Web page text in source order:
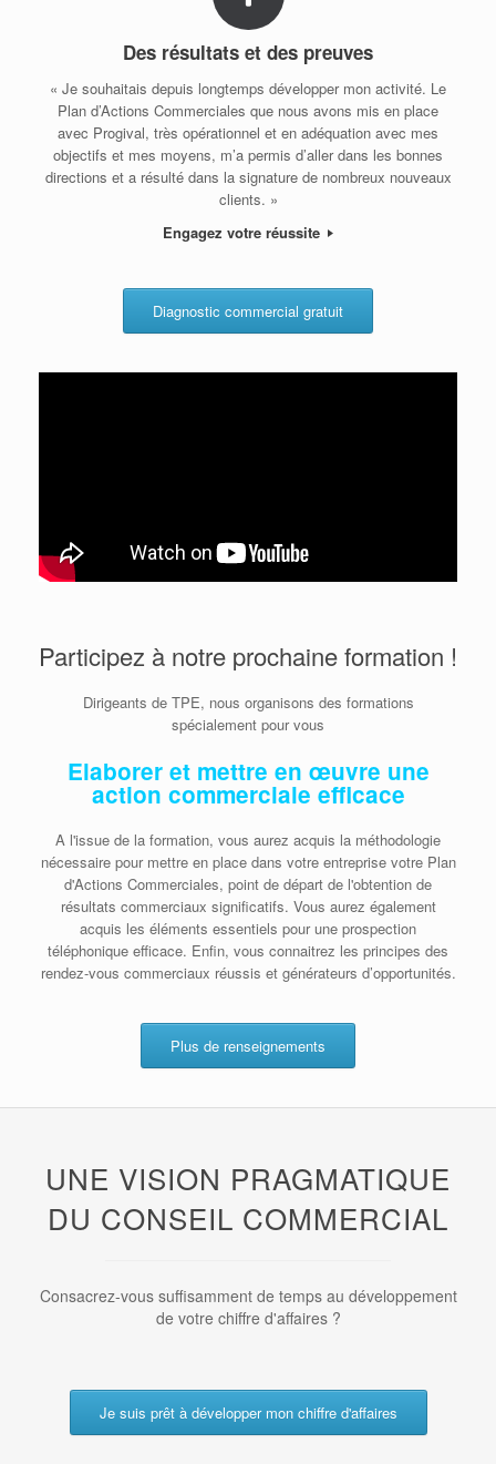
Des résultats et des preuves
« Je souhaitais depuis longtemps développer mon activité. Le
Plan d’Actions Commerciales que nous avons mis en place
avec Progival, très opérationnel et en adéquation avec mes
objectifs et mes moyens, m’a permis d’aller dans les bonnes
directions et a résulté dans la signature de nombreux nouveaux
clients. »
Engagez votre réussite
Diagnostic commercial gratuit
Participez à notre prochaine formation !
Dirigeants de TPE, nous organisons des formations
spécialement pour vous
Elaborer et mettre en œuvre une
action commerciale efficace
A l'issue de la formation, vous aurez acquis la méthodologie
nécessaire pour mettre en place dans votre entreprise votre Plan
d'Actions Commerciales, point de départ de l'obtention de
résultats commerciaux significatifs. Vous aurez également
acquis les éléments essentiels pour une prospection
téléphonique efficace. Enfin, vous connaitrez les principes des
rendez-vous commerciaux réussis et générateurs d’opportunités.
Plus de renseignements
UNE VISION PRAGMATIQUE
DU CONSEIL COMMERCIAL
Consacrez-vous suffisamment de temps au développement
de votre chiffre d'affaires ?
Je suis prêt à développer mon chiffre d'affaires